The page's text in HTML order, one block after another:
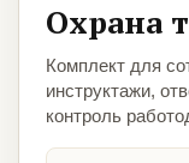
Охрана
Комплект для
инструктажи,
контроль